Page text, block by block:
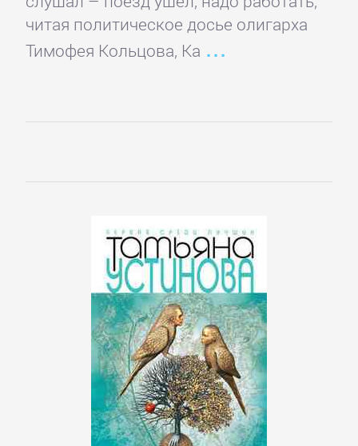
читая политическое досье олигарха
Тимофея Кольцова, Ка
и
животные
и
Самосовершенствование